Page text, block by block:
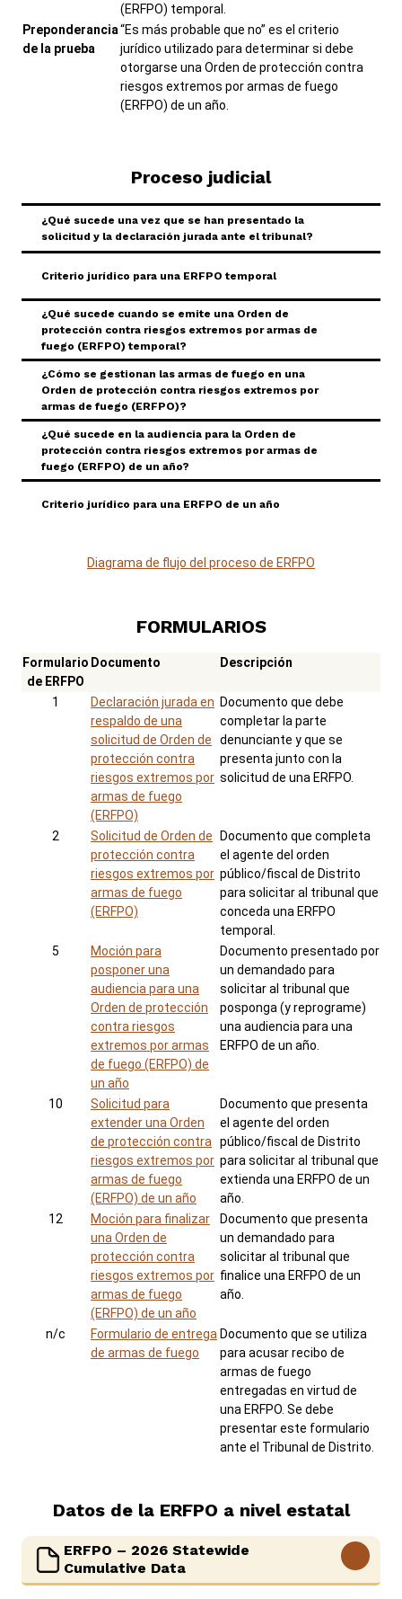
(ERFPO) temporal.
Preponderancia
de la prueba
“Es más probable que no” es el criterio
jurídico utilizado para determinar si debe
otorgarse una Orden de protección contra
riesgos extremos por armas de fuego
(ERFPO) de un año.
Proceso judicial
¿Qué sucede una vez que se han presentado la
solicitud y la declaración jurada ante el tribunal?
Toggle Accordion
Criterio jurídico para una ERFPO temporal
¿Qué sucede cuando se emite una Orden de
protección contra riesgos extremos por armas de
fuego (ERFPO) temporal?
Toggle Accordion
¿Cómo se gestionan las armas de fuego en una
Orden de protección contra riesgos extremos por
armas de fuego (ERFPO)?
Toggle Accordion
¿Qué sucede en la audiencia para la Orden de
protección contra riesgos extremos por armas de
fuego (ERFPO) de un año?
Toggle Accordion
Criterio jurídico para una ERFPO de un año
Diagrama de flujo del proceso de ERFPO
FORMULARIOS
Formulario
de ERFPO
Documento Descripción
1
Declaración jurada en
respaldo de una
solicitud de Orden de
protección contra
riesgos extremos por
armas de fuego
(ERFPO)
Documento que debe
completar la parte
denunciante y que se
presenta junto con la
solicitud de una ERFPO.
2
Solicitud de Orden de
protección contra
riesgos extremos por
armas de fuego
(ERFPO)
Documento que completa
el agente del orden
público/fiscal de Distrito
para solicitar al tribunal que
conceda una ERFPO
temporal.
5
Moción para
posponer una
audiencia para una
Orden de protección
contra riesgos
extremos por armas
de fuego (ERFPO) de
un año
Documento presentado por
un demandado para
solicitar al tribunal que
posponga (y reprograme)
una audiencia para una
ERFPO de un año.
10
Solicitud para
extender una Orden
de protección contra
riesgos extremos por
armas de fuego
(ERFPO) de un año
Documento que presenta
el agente del orden
público/fiscal de Distrito
para solicitar al tribunal que
extienda una ERFPO de un
año.
12
Moción para finalizar
una Orden de
protección contra
riesgos extremos por
armas de fuego
(ERFPO) de un año
Documento que presenta
un demandado para
solicitar al tribunal que
finalice una ERFPO de un
año.
n/c
Formulario de entrega
de armas de fuego
Documento que se utiliza
para acusar recibo de
armas de fuego
entregadas en virtud de
una ERFPO. Se debe
presentar este formulario
ante el Tribunal de Distrito.
Datos de la ERFPO a nivel estatal
ERFPO – 2026 Statewide
Cumulative Data
View More